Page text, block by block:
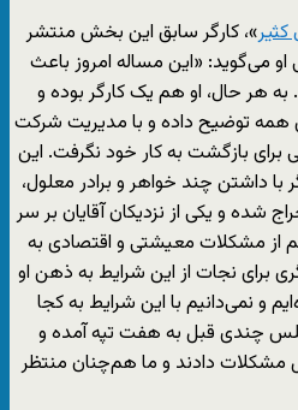
کثیر»، کارگر سابق این بخش منتشر
می‌گوید: «این مساله امروز باعث
به هر حال، او هم یک کارگر بوده و
همه توضیح داده و با مدیریت شرکت
برای بازگشت به کار خود نگرفت. این
با داشتن چند خواهر و برادر معلول،
شده و یکی از نزدیکان آقایان بر سر
از مشکلات معیشتی و اقتصادی به
برای نجات از این شرایط به ذهن او
و نمی‌دانیم با این شرایط به کجا
چندی قبل به هفت تپه آمده و
مشکلات دادند و ما هم‌چنان منتظر